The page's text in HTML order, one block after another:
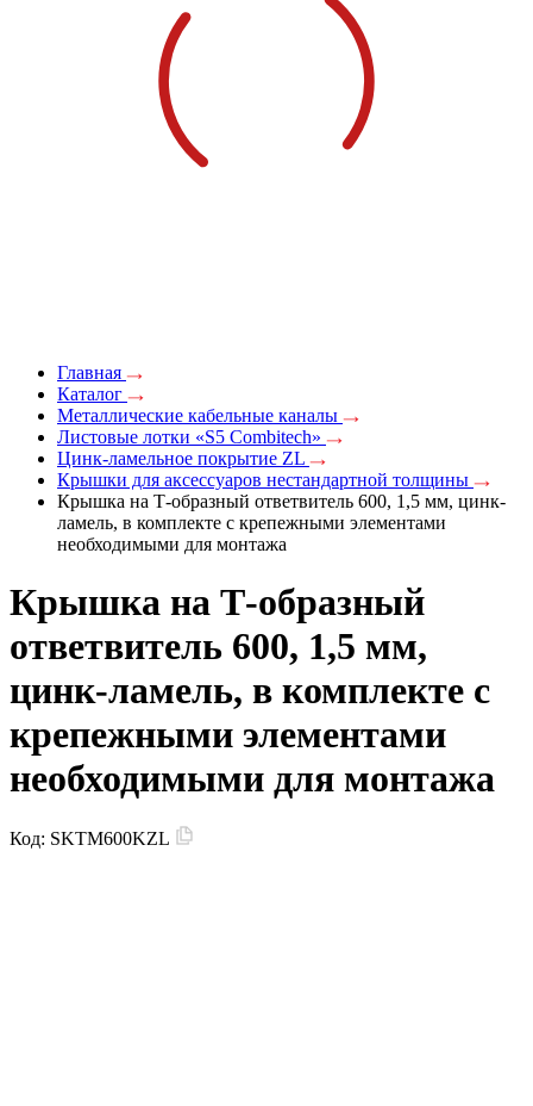
Главная
Каталог
Металлические кабельные каналы
Листовые лотки «S5 Combitech»
Цинк-ламельное покрытие ZL
Крышки для аксессуаров нестандартной толщины
Крышка на Т-образный ответвитель 600, 1,5 мм, цинк-
ламель, в комплекте с крепежными элементами
необходимыми для монтажа
Крышка на Т-образный
ответвитель 600, 1,5 мм,
цинк-ламель, в комплекте с
крепежными элементами
необходимыми для монтажа
Код: SKTM600KZL